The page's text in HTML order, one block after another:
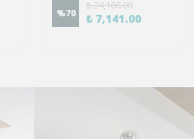
%70
₺ 24,166.00
₺ 7,141.00